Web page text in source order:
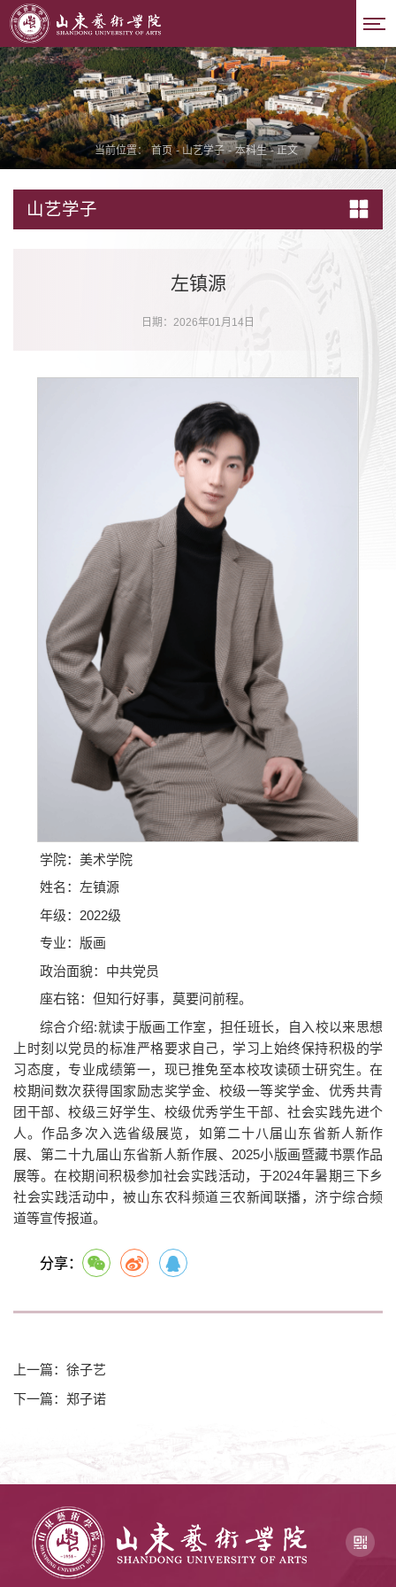
当前位置： 首页 - 山艺学子 - 本科生 - 正文
山艺学子
左镇源
日期：2026年01月14日
学院：美术学院
姓名：左镇源
年级：2022级
专业：版画
政治面貌：中共党员
座右铭：但知行好事，莫要问前程。
综合介绍:就读于版画工作室，担任班长，自入校以来思想
上时刻以党员的标准严格要求自己，学习上始终保持积极的学
习态度，专业成绩第一，现已推免至本校攻读硕士研究生。在
校期间数次获得国家励志奖学金、校级一等奖学金、优秀共青
团干部、校级三好学生、校级优秀学生干部、社会实践先进个
人。作品多次入选省级展览，如第二十八届山东省新人新作
展、第二十九届山东省新人新作展、2025小版画暨藏书票作品
展等。在校期间积极参加社会实践活动，于2024年暑期三下乡
社会实践活动中，被山东农科频道三农新闻联播，济宁综合频
道等宣传报道。
分享：
上一篇：徐子艺
下一篇：郑子诺